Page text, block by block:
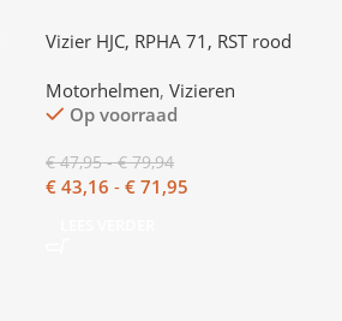
Vizier HJC, RPHA 71, RST rood
Motorhelmen,Vizieren
Op voorraad
€47,95 - €79,94
€ 43,16 - € 71,95